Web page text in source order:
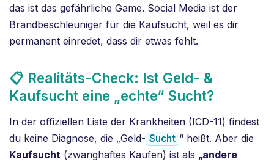
das ist das gefährliche Game. Social Media ist der
Brandbeschleuniger für die Kaufsucht, weil es dir
permanent einredet, dass dir etwas fehlt.
📋 Realitäts-Check: Ist Geld- &
Kaufsucht eine „echte“ Sucht?
In der offiziellen Liste der Krankheiten (ICD-11) findest
du keine Diagnose, die „Geld- Sucht “ heißt. Aber die
Kaufsucht (zwanghaftes Kaufen) ist als „andere